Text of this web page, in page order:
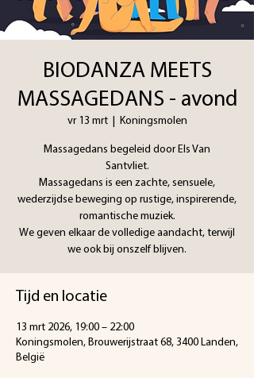
BIODANZA MEETS
MASSAGEDANS - avond
vr 13 mrt
  |
Koningsmolen
Massagedans begeleid door Els Van
Santvliet.
Massagedans is een zachte, sensuele,
wederzijdse beweging op rustige, inspirerende,
romantische muziek.
We geven elkaar de volledige aandacht, terwijl
we ook bij onszelf blijven.
Tijd en locatie
13 mrt 2026, 19:00 – 22:00
Koningsmolen, Brouwerijstraat 68, 3400 Landen,
België